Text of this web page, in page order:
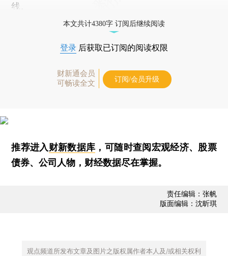
线。
本文共计4380字 订阅后继续阅读
登录 后获取已订阅的阅读权限
财新通会员
可畅读全文
订阅/会员升级
推荐进入财新数据库 ，可随时查阅宏观经济、股票
债券、公司人物，财经数据尽在掌握。
责任编辑：张帆
版面编辑：沈昕琪
观点频道所发布文章及图片之版权属作者本人及/或相关权利